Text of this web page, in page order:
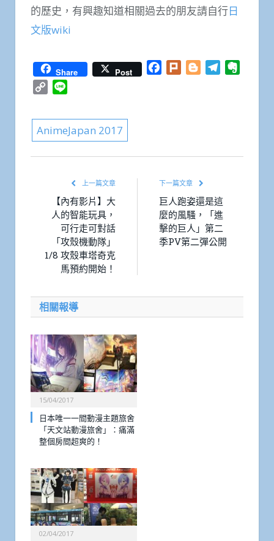
的歷史，有興趣知道相關過去的朋友請自行日
文版wiki
Share Post Facebook
Plurk BloggerTelegram
Copy
AnimeJapan 2017
上一篇文章
【內有影片】大
人的智能玩具，
可行走可對話
「攻殼機動隊」
1/8 攻殼車塔奇克
馬預約開始！
下一篇文章
巨人跑姿還是這
麼的風騷，「進
擊的巨人」第二
季PV第二彈公開
相關報導
15/04/2017
日本唯一一間動漫主題旅舍
「天文站動漫旅舍」：痛滿
整個房間超爽的！
02/04/2017